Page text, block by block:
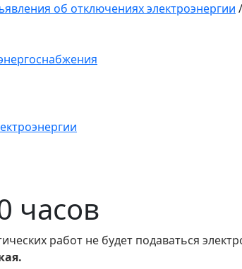
об отключениях электроэнергии /
часов
работ не будет подаваться